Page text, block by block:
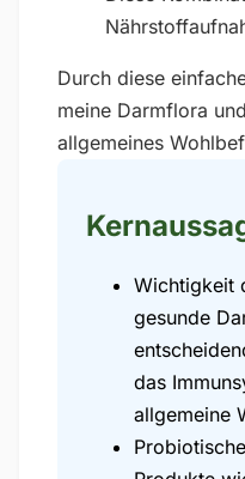
Durch diese
meine Darmflora
allgemeines
Wichtigkeit
gesunde
das
allgemeine